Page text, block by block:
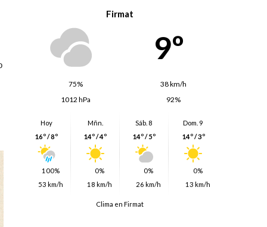
Firmat
9º
75%
38 km/h
1012 hPa
92%
Hoy
16º / 8º
100%
53 km/h
Mñn.
14º / 4º
0%
18 km/h
Sáb. 8
14º / 5º
0%
26 km/h
Dom. 9
14º / 3º
0%
13 km/h
Clima en Firmat